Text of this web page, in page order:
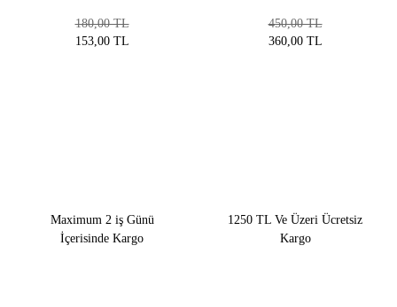
180,00 TL
153,00 TL
450,00 TL
360,00 TL
Maximum 2 iş Günü
İçerisinde Kargo
1250 TL Ve Üzeri Ücretsiz
Kargo